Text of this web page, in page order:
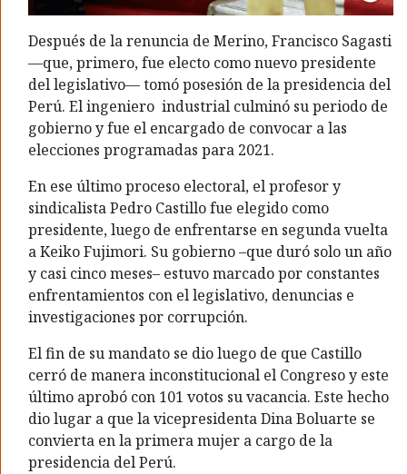
Después de la renuncia de Merino, Francisco Sagasti
—que, primero, fue electo como nuevo presidente
del legislativo— tomó posesión de la presidencia del
Perú. El ingeniero industrial culminó su periodo de
gobierno y fue el encargado de convocar a las
elecciones programadas para 2021.
En ese último proceso electoral, el profesor y
sindicalista Pedro Castillo fue elegido como
presidente, luego de enfrentarse en segunda vuelta
a Keiko Fujimori. Su gobierno –que duró solo un año
y casi cinco meses– estuvo marcado por constantes
enfrentamientos con el legislativo, denuncias e
investigaciones por corrupción.
El fin de su mandato se dio luego de que Castillo
cerró de manera inconstitucional el Congreso y este
último aprobó con 101 votos su vacancia. Este hecho
dio lugar a que la vicepresidenta Dina Boluarte se
convierta en la primera mujer a cargo de la
presidencia del Perú.